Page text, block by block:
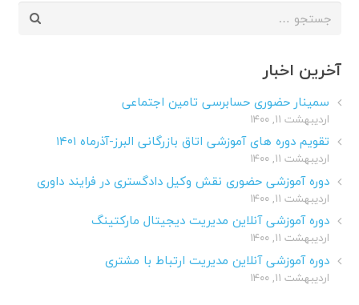
جستجو
آخرین اخبار
سمینار حضوری حسابرسی تامین اجتماعی
اردیبهشت ۱۱, ۱۴۰۰
تقویم دوره های آموزشی اتاق بازرگانی البرز-آذرماه ۱۴۰۱
اردیبهشت ۱۱, ۱۴۰۰
دوره آموزشی حضوری نقش وکیل دادگستری در فرایند داوری
اردیبهشت ۱۱, ۱۴۰۰
دوره آموزشی آنلاین مدیریت دیجیتال مارکتینگ
اردیبهشت ۱۱, ۱۴۰۰
دوره آموزشی آنلاین مدیریت ارتباط با مشتری
اردیبهشت ۱۱, ۱۴۰۰